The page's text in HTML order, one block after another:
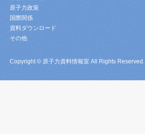
原子力政策
国際関係
資料ダウンロード
その他
Copyright © 原子力資料情報室 All Rights Reserved.